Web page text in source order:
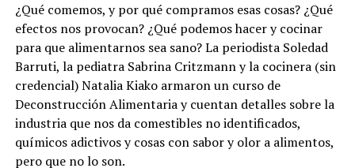
¿Qué comemos, y por qué compramos esas cosas? ¿Qué
efectos nos provocan? ¿Qué podemos hacer y cocinar
para que alimentarnos sea sano? La periodista Soledad
Barruti, la pediatra Sabrina Critzmann y la cocinera (sin
credencial) Natalia Kiako armaron un curso de
Deconstrucción Alimentaria y cuentan detalles sobre la
industria que nos da comestibles no identificados,
químicos adictivos y cosas con sabor y olor a alimentos,
pero que no lo son.